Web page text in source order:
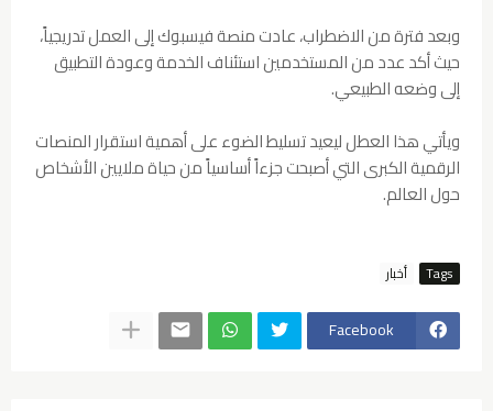
وبعد فترة من الاضطراب، عادت منصة فيسبوك إلى العمل تدريجياً،
حيث أكد عدد من المستخدمين استئناف الخدمة وعودة التطبيق
إلى وضعه الطبيعي.
ويأتي هذا العطل ليعيد تسليط الضوء على أهمية استقرار المنصات
الرقمية الكبرى التي أصبحت جزءاً أساسياً من حياة ملايين الأشخاص
حول العالم.
Tags أخبار
Facebook